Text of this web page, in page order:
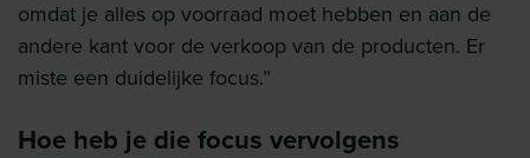
omdat je alles op voorraad moet hebben en aan de
andere kant voor de verkoop van de producten. Er
miste een duidelijke focus.”
Hoe heb je die focus vervolgens